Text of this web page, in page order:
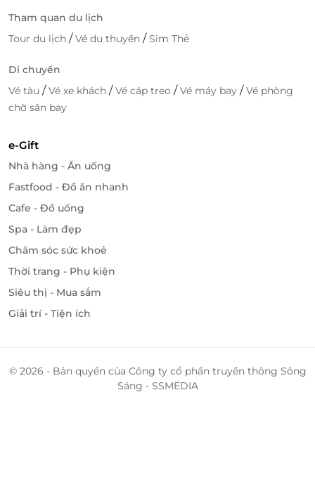
Tham quan du lịch
Tour du lịch /Vé du thuyền /Sim Thẻ
Di chuyển
Vé tàu /Vé xe khách /Vé cáp treo /Vé máy bay /Vé phòng
chờ sân bay
e-Gift
Nhà hàng - Ăn uống
Fastfood - Đồ ăn nhanh
Cafe - Đồ uống
Spa - Làm đẹp
Chăm sóc sức khoẻ
Thời trang - Phụ kiện
Siêu thị - Mua sắm
Giải trí - Tiện ích
© 2026 - Bản quyền của Công ty cổ phần truyền thông Sông
Sáng - SSMEDIA